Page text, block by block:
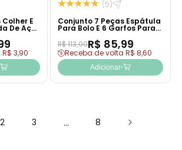
E
De Aço
3,90
(5)
Conjunto 7 Peças Espátula
Para Bolo E 6 Garfos Para
Dourado Aço Inox - Wolff
R$ 113,00R$ 85,99
Receba de volta R$ 8,60
Adicionar
2 3 … 8